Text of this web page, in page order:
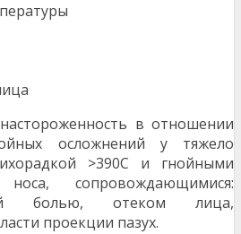
в отношении
осложнений у тяжело
>390С и гнойными
сопровождающимися:
болью, отеком лица,
проекции пазух.